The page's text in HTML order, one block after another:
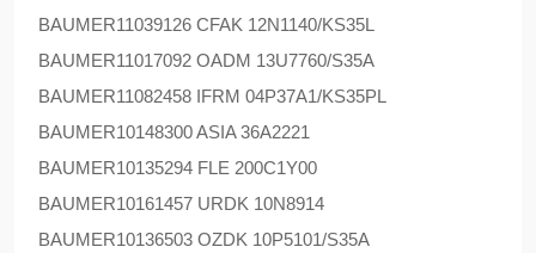
BAUMER11039126 CFAK 12N1140/KS35L
BAUMER11017092 OADM 13U7760/S35A
BAUMER11082458 IFRM 04P37A1/KS35PL
BAUMER10148300 ASIA 36A2221
BAUMER10135294 FLE 200C1Y00
BAUMER10161457 URDK 10N8914
BAUMER10136503 OZDK 10P5101/S35A